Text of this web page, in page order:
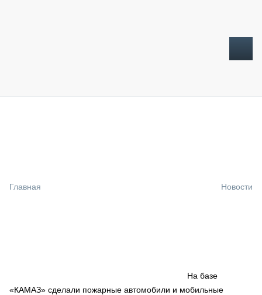
СПЕЦПРОЕКТЫ
Главная Новости
На базе
«КАМАЗ» сделали пожарные автомобили и мобильные